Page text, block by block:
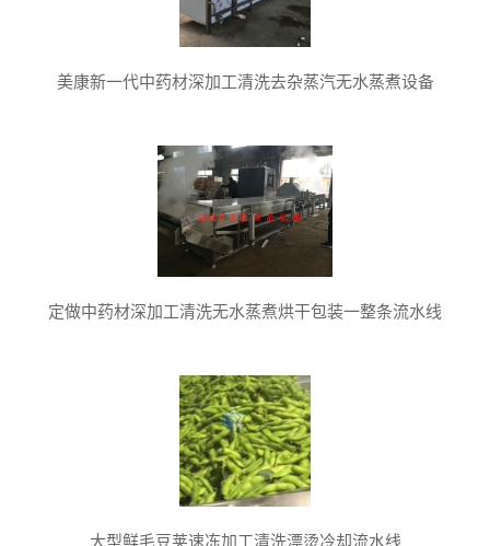
美康新一代中药材深加工清洗去杂蒸汽无水蒸煮设备
定做中药材深加工清洗无水蒸煮烘干包装一整条流水线
大型鲜毛豆荚速冻加工清洗漂烫冷却流水线